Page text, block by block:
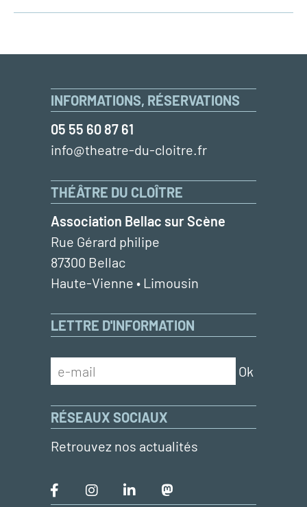
INFORMATIONS, RÉSERVATIONS
05 55 60 87 61
info@theatre-du-cloitre.fr
THÉÂTRE DU CLOÎTRE
Association Bellac sur Scène
Rue Gérard philipe
87300 Bellac
Haute-Vienne • Limousin
LETTRE D'INFORMATION
RÉSEAUX SOCIAUX
Retrouvez nos actualités